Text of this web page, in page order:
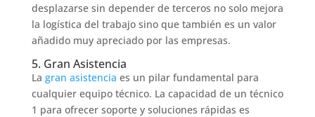
desplazarse sin depender de terceros no solo mejora
la logística del trabajo sino que también es un valor
añadido muy apreciado por las empresas.
5. Gran Asistencia
La gran asistencia es un pilar fundamental para
cualquier equipo técnico. La capacidad de un técnico
1 para ofrecer soporte y soluciones rápidas es